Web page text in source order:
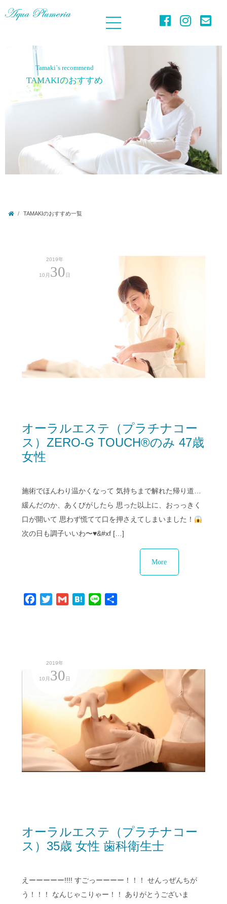
Tamaki`s recommend
TAMAKIのおすすめ
TAMAKIのおすすめ一覧
2019年
10月 30 日
オーラルエステ（プラチナコー
ス）ZERO-G TOUCH®︎のみ 47歳
女性
施術でほんわり温かくなって 気持ちまで解れた帰り道…
緩んだのか、あくびがしたら 思った以上に、おっっきく
口が開いて 思わず慌てて口を押さえてしまいました！
次の日も調子いいわ〜♥&#xf […]
More
Facebook
TwitterGmail Hatena
Line
2019年
10月 30 日
オーラルエステ（プラチナコー
ス）35歳 女性 歯科衛生士
えーーーーー!!!! すごっーーーー！！！ せんっぜんちが
う！！！ なんじゃこりゃー！！ ありがとうございま